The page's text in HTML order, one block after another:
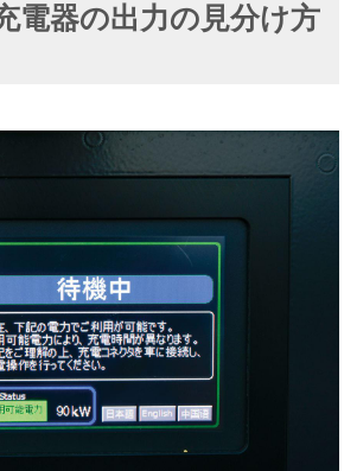
電器の出力の見分け方